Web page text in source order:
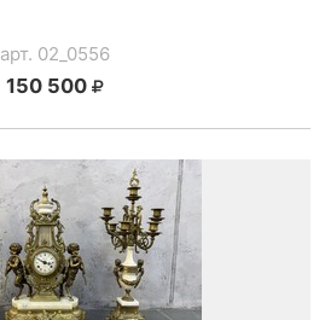
арт. 02_0556
150 500